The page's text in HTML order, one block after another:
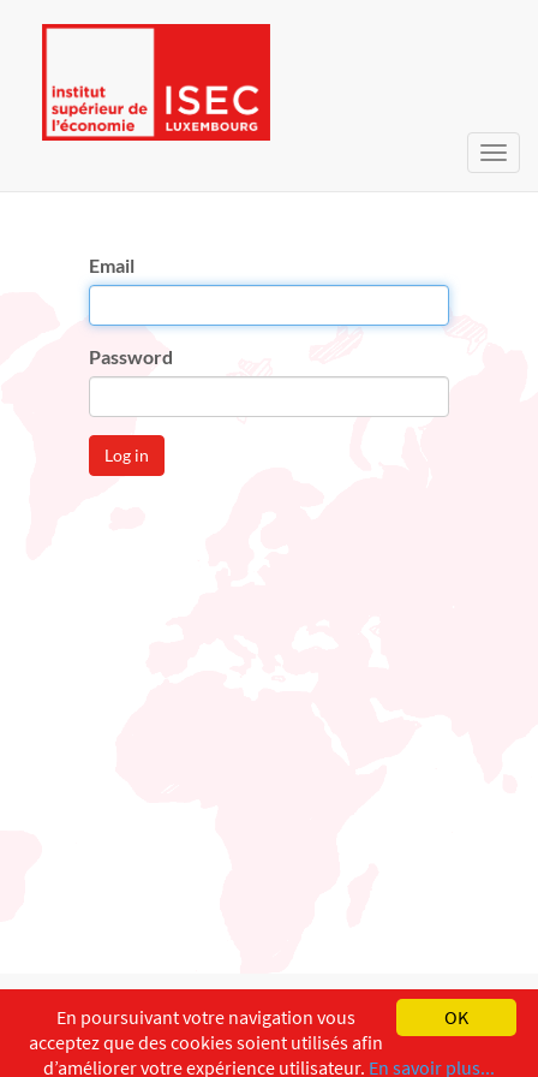
Email
Password
Log in
English Français
Copyright ©ISEC-AdW Impressum
OK
En poursuivant votre navigation vous
acceptez que des cookies soient utilisés afin
d’améliorer votre expérience utilisateur. En savoir plus...